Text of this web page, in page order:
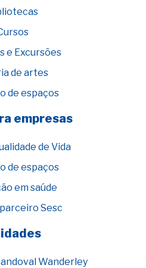
e Excursões
de artes
de espaços
empresas
de Vida
de espaços
em saúde
Sesc
Wanderley